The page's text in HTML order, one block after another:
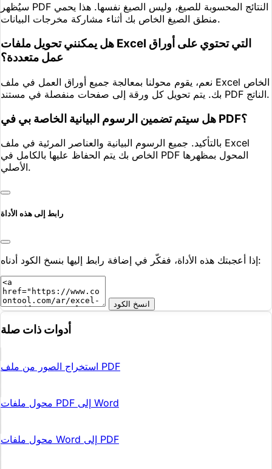
سيُظهر PDF النتائج المحسوبة للصيغ، وليس الصيغ نفسها. هذا يحمي
منطق الصيغ الخاص بك أثناء مشاركة مخرجات البيانات.
هل يمكنني تحويل ملفات Excel التي تحتوي على أوراق
عمل متعددة؟
نعم، يقوم محولنا بمعالجة جميع أوراق العمل في ملف Excel الخاص
بك. يتم تحويل كل ورقة إلى صفحات منفصلة في مستند PDF الناتج.
هل سيتم تضمين الرسوم البيانية الخاصة بي في PDF؟
بالتأكيد. جميع الرسوم البيانية والعناصر المرئية في ملف Excel
الخاص بك يتم الحفاظ عليها بالكامل في PDF المحول بمظهرها
الأصلي.
رابط إلى هذه الأداة
إذا أعجبتك هذه الأداة، ففكّر في إضافة رابط إليها بنسخ الكود أدناه:
انسخ الكود
أدوات ذات صلة
استخراج الصور من ملف PDF
محول ملفات PDF إلى Word
محول ملفات Word إلى PDF